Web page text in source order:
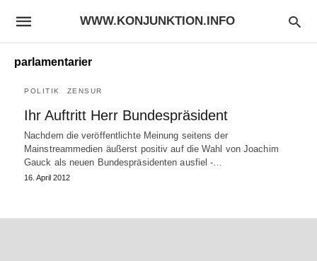
WWW.KONJUNKTION.INFO
parlamentarier
POLITIK ZENSUR
Ihr Auftritt Herr Bundespräsident
Nachdem die veröffentlichte Meinung seitens der
Mainstreammedien äußerst positiv auf die Wahl von Joachim
Gauck als neuen Bundespräsidenten ausfiel -…
16. April 2012